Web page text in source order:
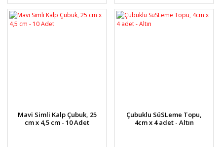
Mavi Simli Kalp Çubuk, 25
cm x 4,5 cm - 10 Adet
Çubuklu SüSLeme Topu,
4cm x 4 adet - Altın